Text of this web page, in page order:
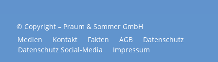
© Copyright – Praum & Sommer GmbH
Medien
Kontakt Fakten AGB
Datenschutz
Datenschutz Social-Media
Impressum